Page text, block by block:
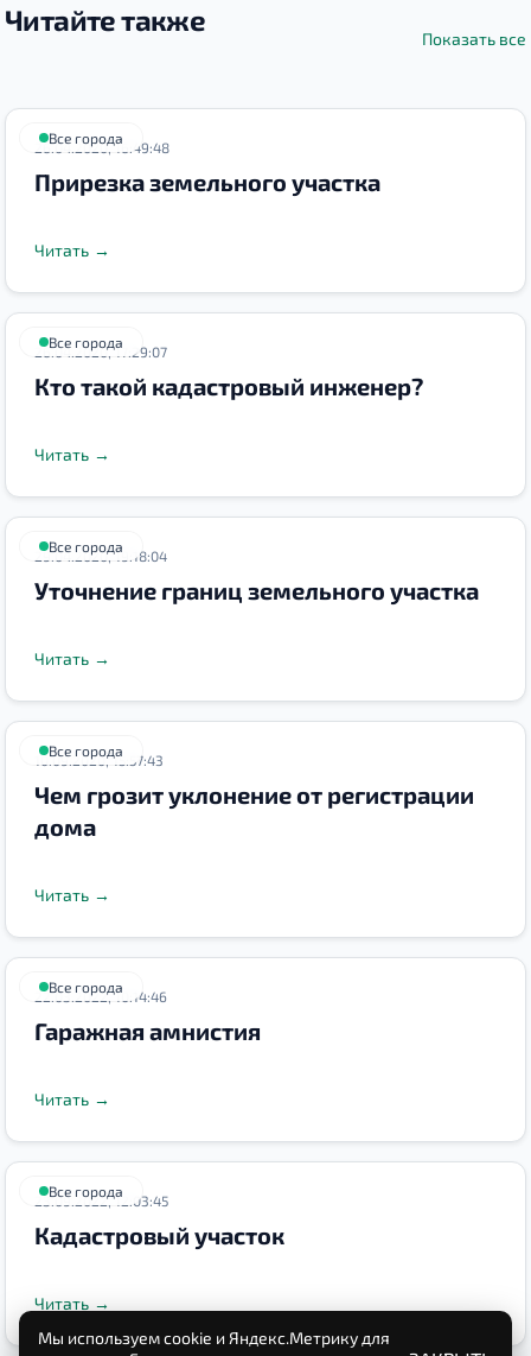
Читайте также
Показать все
Все города
26.04.2020, 16:49:48
Прирезка земельного участка
Читать →
Все города
26.04.2020, 17:29:07
Кто такой кадастровый инженер?
Читать →
Все города
29.04.2020, 19:18:04
Уточнение границ земельного участка
Читать →
Все города
10.09.2020, 15:57:43
Чем грозит уклонение от регистрации
дома
Читать →
Все города
22.03.2022, 10:14:46
Гаражная амнистия
Читать →
Все города
23.09.2022, 12:03:45
Кадастровый участок
Читать →
Мы используем cookie и Яндекс.Метрику для